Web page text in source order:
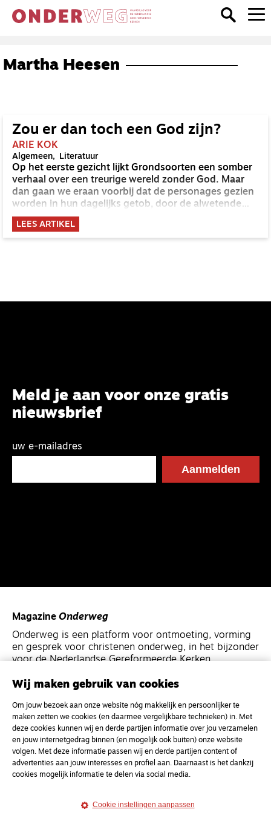
Martha Heesen
Zou er dan toch een God zijn?
ARIE KOK
Algemeen Literatuur
Op het eerste gezicht lijkt Grondsoorten een somber
verhaal over een treurige wereld zonder God. Maar
dan gaan we eraan voorbij dat de personages gezien
worden in hun dagelijks getob, door de alwetende
verteller en door de lezer. En dat er een Desirée is, die
vanzelfsprekend en onbaatzuchtig zorgt voor haar
gasten. Zou er dan toch een God zijn?
LEES ARTIKEL
Meld je aan voor onze gratis
nieuwsbrief
uw e-mailadres
Magazine Onderweg
Onderweg is een platform voor ontmoeting, vorming
en gesprek voor christenen onderweg, in het bijzonder
voor de Nederlandse Gereformeerde Kerken.
Magazine
Onderweg
Kvk-nummer 33277063
NL46 INGB 0117 5827 86
info@onderwegonline.nl
Wij maken gebruik van cookies
Om jouw bezoek aan onze website nóg makkelijk en persoonlijker te
maken zetten we cookies (en daarmee vergelijkbare technieken) in. Met
deze cookies kunnen wij en derde partijen informatie over jou verzamelen
en jouw internetgedrag binnen (en mogelijk ook buiten) onze website
volgen. Met deze informatie passen wij en derde partijen content of
advertenties aan jouw interesses en profiel aan. Daarnaast is het dankzij
cookies mogelijk informatie te delen via social media.
Cookie instellingen aanpassen